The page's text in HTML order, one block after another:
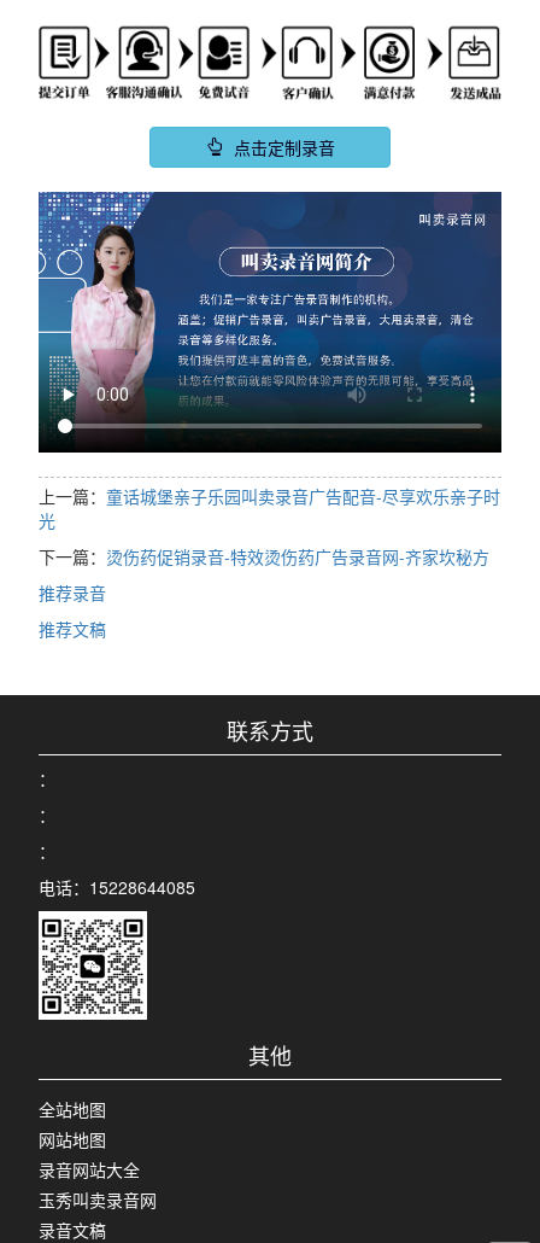
点击定制录音
上一篇： 童话城堡亲子乐园叫卖录音广告配音-尽享欢乐亲子时
光
下一篇： 烫伤药促销录音-特效烫伤药广告录音网-齐家坎秘方
推荐录音
推荐文稿
联系方式
：
：
：
电话：15228644085
其他
全站地图
网站地图
录音网站大全
玉秀叫卖录音网
录音文稿